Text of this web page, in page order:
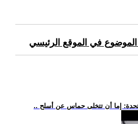
الموضوع في الموقع الرئيسي
إما أن تتخلى حماس عن أسلح